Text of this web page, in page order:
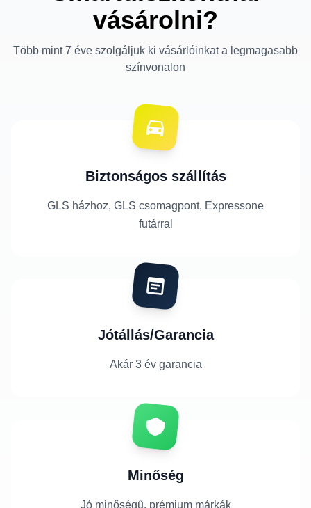
vásárolni?
Több mint 7 éve szolgáljuk ki vásárlóinkat a legmagasabb
színvonalon
Biztonságos szállítás
GLS házhoz, GLS csomagpont, Expressone
futárral
Jótállás/Garancia
Akár 3 év garancia
Minőség
Jó minőségű, prémium márkák